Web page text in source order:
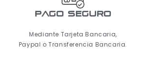
pago seguro
Mediante Tarjeta Bancaria,
Paypal o Transferencia Bancaria.